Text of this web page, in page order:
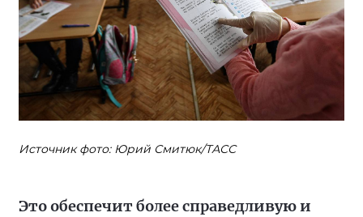
Источник фото: Юрий Смитюк/ТАСС
Это обеспечит более справедливую и